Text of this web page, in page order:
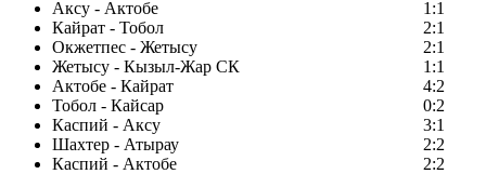
Аксу - Актобе
1:1
Кайрат - Тобол
2:1
Окжетпес - Жетысу
2:1
Жетысу - Кызыл-Жар СК
1:1
Актобе - Кайрат
4:2
Тобол - Кайсар
0:2
Каспий - Аксу
3:1
Шахтер - Атырау
2:2
Каспий - Актобе
2:2